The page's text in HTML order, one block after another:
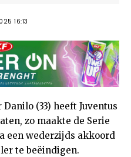
16:13
(33) heeft Juventus
zo maakte de Serie
een wederzijds akkoord
te beëindigen.